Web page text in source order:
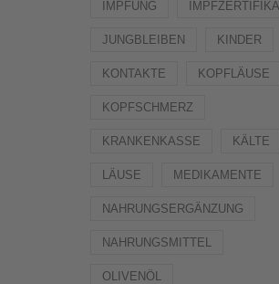
IMPFUNG
JUNGBLEIBEN KINDER
KONTAKTE KOPFLÄUSE
KOPFSCHMERZ
KRANKENKASSE KÄLTE
LÄUSE MEDIKAMENTE
NAHRUNGSERGÄNZUNG
NAHRUNGSMITTEL
OLIVENÖL